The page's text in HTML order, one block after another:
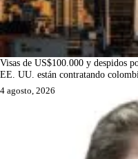
Visas de US$100.000 y despidos
EE. UU. están contratando
4 agosto, 2026